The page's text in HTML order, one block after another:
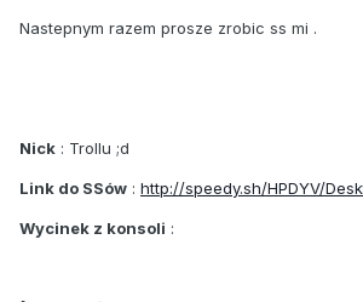
Nastepnym razem prosze zrobic ss mi .
Nick : Trollu ;d
Link do SSów : http://speedy.sh/HPDYV/
Wycinek z konsoli :